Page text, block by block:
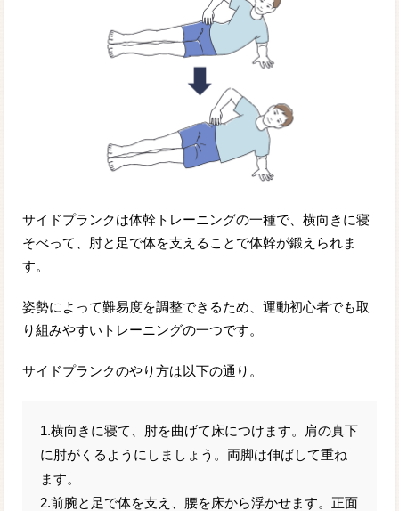
サイドプランクは体幹トレーニングの一種で、横向きに寝
そべって、肘と足で体を支えることで体幹が鍛えられま
す。
姿勢によって難易度を調整できるため、運動初心者でも取
り組みやすいトレーニングの一つです。
サイドプランクのやり方は以下の通り。
1.横向きに寝て、肘を曲げて床につけます。肩の真下
に肘がくるようにしましょう。両脚は伸ばして重ね
ます。
2.前腕と足で体を支え、腰を床から浮かせます。正面